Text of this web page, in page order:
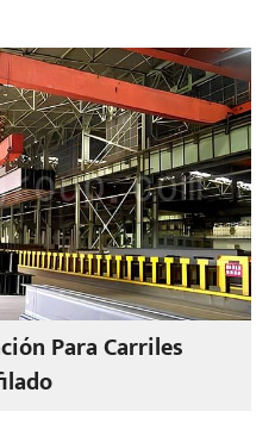
Para Carriles